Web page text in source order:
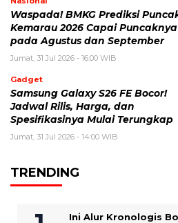
Waspada! BMKG Prediksi
Kemarau 2026 Capai Puncaknya
pada Agustus dan September
Jumat, 31 Jul 2026 - 16:00 WIB
Gadget
Samsung Galaxy S26 FE Bocor!
Jadwal Rilis, Harga, dan
Spesifikasinya Mulai Terungkap
Jumat, 31 Jul 2026 - 14:00 WIB
TRENDING
Ini Alur Kronologis